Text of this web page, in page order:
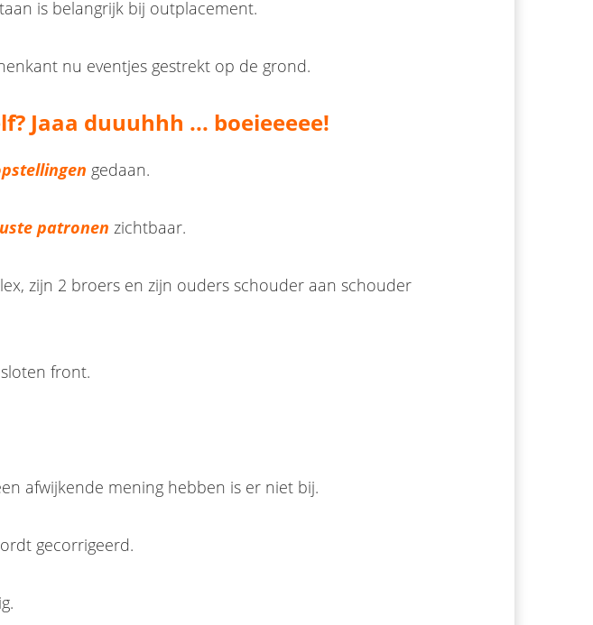
is belangrijk bij outplacement.
nu eventjes gestrekt op de grond.
Jaaa duuuhhh ... boeieeeee!
gedaan.
patronen zichtbaar.
zijn 2 broers en zijn ouders schouder aan schouder
front.
afwijkende mening hebben is er niet bij.
gecorrigeerd.